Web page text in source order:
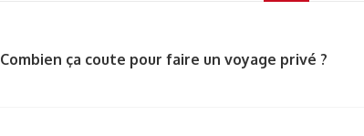
Combien ça coute pour faire un voyage privé ?